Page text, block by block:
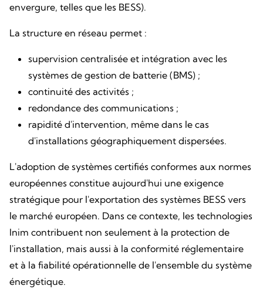
envergure, telles que les BESS).
La structure en réseau permet :
supervision centralisée et intégration avec les
systèmes de gestion de batterie (BMS) ;
continuité des activités ;
redondance des communications ;
rapidité d'intervention, même dans le cas
d'installations géographiquement dispersées.
L'adoption de systèmes certifiés conformes aux normes
européennes constitue aujourd'hui une exigence
stratégique pour l'exportation des systèmes BESS vers
le marché européen. Dans ce contexte, les technologies
Inim contribuent non seulement à la protection de
l'installation, mais aussi à la conformité réglementaire
et à la fiabilité opérationnelle de l'ensemble du système
énergétique.